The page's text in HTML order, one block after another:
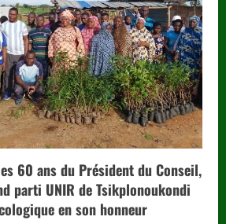
60 ans du Président du Conseil,
parti UNIR de Tsikplonoukondi
en son honneur